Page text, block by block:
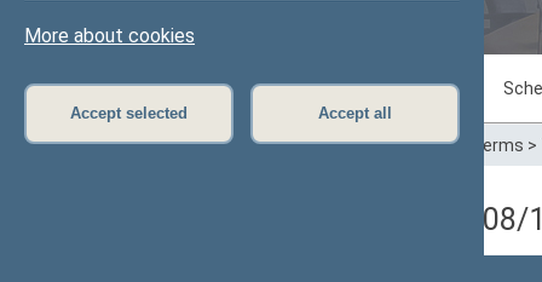
More about cookies
Accept selected Accept all
Sitting in progress Plenary sittings
Home>Plenary sittings>Parliamentary terms >
3 neeilinė Seimo sesija